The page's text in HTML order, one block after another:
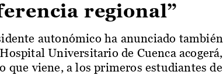
regional”
autonómico ha anunciado también
Universitario de Cuenca acogerá,
que viene, a los primeros estudiantes de